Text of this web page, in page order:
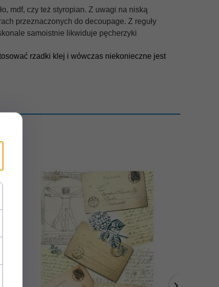
mdf, czy też styropian. Z uwagi na niską
przeznaczonych do decoupage. Z reguły
samoistnie likwiduje pęcherzyki
rzadki klej i wówczas niekonieczne jest